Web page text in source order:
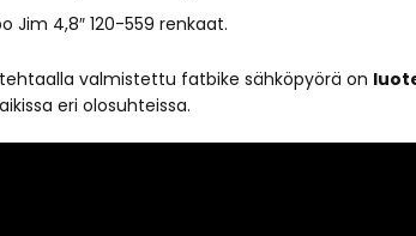
Jim 4,8″ 120-559 renkaat.
valmistettu fatbike sähköpyörä on
eri olosuhteissa.